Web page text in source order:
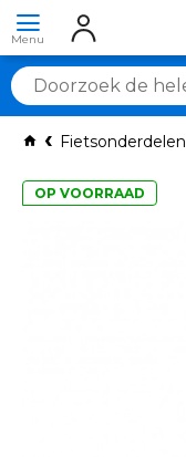
Fietsonderdelen
OP VOORRAAD